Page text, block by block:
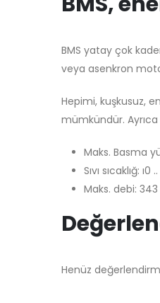
BMS yatay çok
veya asenkron
Hepimi, kuşkusuz,
mümkündür.
Maks. Basma
Sıvı sıcaklığ: ı0
Maks. debi:
Henüz